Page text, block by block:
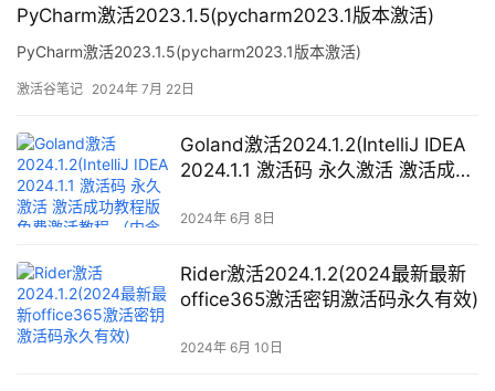
PyCharm激活2023.1.5(pycharm2023.1版本激活)
PyCharm激活2023.1.5(pycharm2023.1版本激活)
激活谷笔记 2024年 7月 22日
Goland激活2024.1.2(IntelliJ IDEA
2024.1.1 激活码 永久激活 激活成功
专属激活码下载）)
2024年 6月 8日
Rider激活2024.1.2(2024最新最新
office365激活密钥激活码永久有效)
2024年 6月 10日